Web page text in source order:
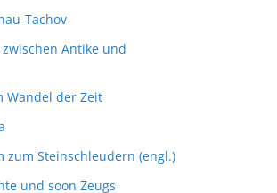
Tachov
Antike und
Wandel der Zeit
zum Steinschleudern (engl.)
und soon Zeugs